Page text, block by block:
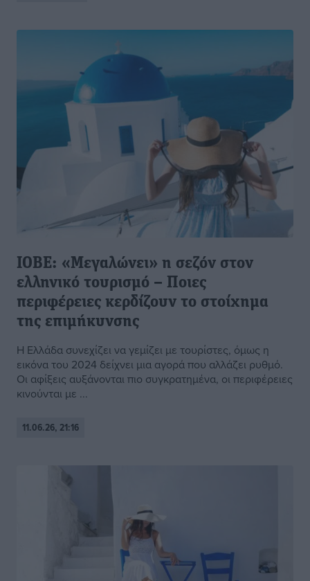
ΙΟΒΕ: «Μεγαλώνει» η σεζόν στον
ελληνικό τουρισμό – Ποιες
περιφέρειες κερδίζουν το στοίχημα
της επιμήκυνσης
Η Ελλάδα συνεχίζει να γεμίζει με τουρίστες, όμως η
εικόνα του 2024 δείχνει μια αγορά που αλλάζει ρυθμό.
Οι αφίξεις αυξάνονται πιο συγκρατημένα, οι περιφέρειες
κινούνται με ...
11.06.26, 21:16